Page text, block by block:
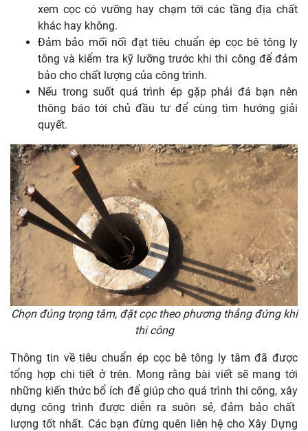
xem cọc có vưỡng hay chạm tới các tầng địa chất
khác hay không.
Đảm bảo mối nối đạt tiêu chuẩn ép cọc bê tông ly
tông và kiểm tra kỹ lưỡng trước khi thi công để đảm
bảo cho chất lượng của công trình.
Nếu trong suốt quá trình ép gặp phải đá bạn nên
thông báo tới chủ đầu tư để cùng tìm hướng giải
quyết.
Chọn đúng trọng tâm, đặt cọc theo phương thẳng đứng khi
thi công
Thông tin về tiêu chuẩn ép cọc bê tông ly tâm đã được
tổng hợp chi tiết ở trên. Mong rằng bài viết sẽ mang tới
những kiến thức bổ ích để giúp cho quá trình thi công, xây
dựng công trình được diễn ra suôn sẻ, đảm bảo chất
lượng tốt nhất. Các bạn đừng quên liên hệ cho Xây Dựng